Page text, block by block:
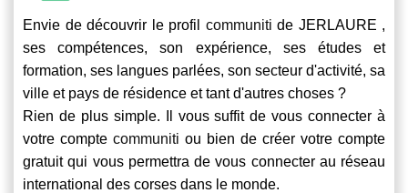
Envie de découvrir le profil communiti de JERLAURE ,
ses compétences, son expérience, ses études et
formation, ses langues parlées, son secteur d'activité, sa
ville et pays de résidence et tant d'autres choses ?
Rien de plus simple. Il vous suffit de vous connecter à
votre compte communiti ou bien de créer votre compte
gratuit qui vous permettra de vous connecter au réseau
international des corses dans le monde.